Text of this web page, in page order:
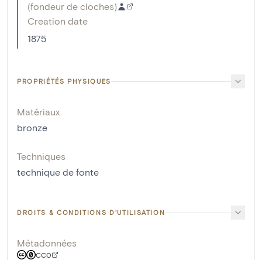
(fondeur de cloches)
Creation date
1875
PROPRIÉTÉS PHYSIQUES
Matériaux
bronze
Techniques
technique de fonte
DROITS & CONDITIONS D'UTILISATION
Métadonnées
CC0